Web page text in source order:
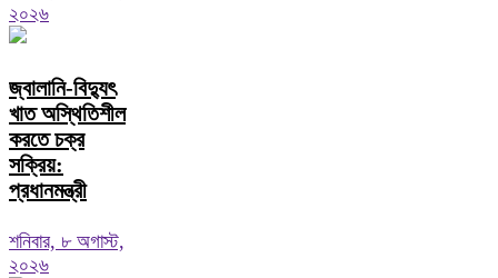
২০২৬
জ্বালানি-বিদ্যুৎ
খাত অস্থিতিশীল
করতে চক্র
সক্রিয়:
প্রধানমন্ত্রী
শনিবার, ৮ অগাস্ট,
২০২৬